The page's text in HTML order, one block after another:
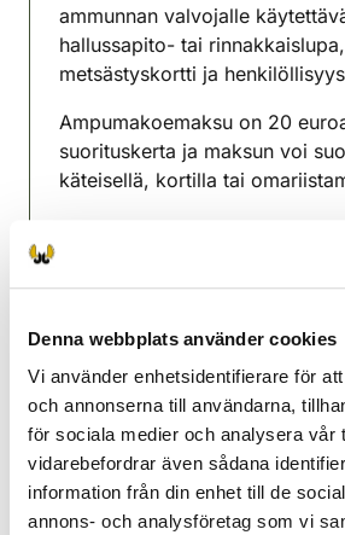
Denna webbplats använder cookies
Vi använder enhetsidentifierare för
och annonserna till användarna,
för sociala medier och analysera vår
vidarebefordrar även sådana
information från din enhet till de
annons- och analysföretag som vi
ammunnan valvojalle
hallussapito- tai
metsästyskortti ja
Ampumakoemaksu on 20
suorituskerta ja maksun voi
käteisellä, kortilla tai
koepaikalla ensimmäisen
0400 883767
Enonkoski
0400883767
enonkoski@rhy.riista.fi